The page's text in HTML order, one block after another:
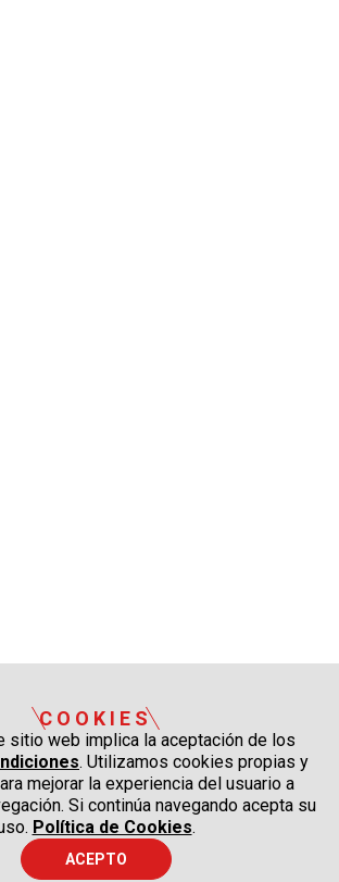
COOKIES
sitio web implica la aceptación de los
. Utilizamos cookies propias y
mejorar la experiencia del usuario a
Si continúa navegando acepta su
Política de Cookies.
ACEPTO